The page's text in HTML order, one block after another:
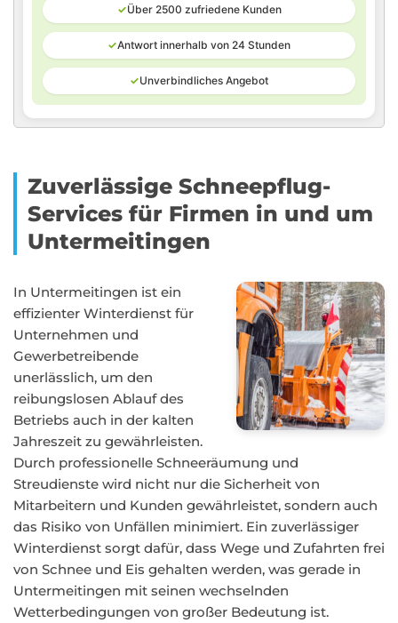
✓Über 2500 zufriedene Kunden
✓Antwort innerhalb von 24 Stunden
✓Unverbindliches Angebot
Zuverlässige Schneepflug-
Services für Firmen in und um
Untermeitingen
In Untermeitingen ist ein
effizienter Winterdienst für
Unternehmen und
Gewerbetreibende
unerlässlich, um den
reibungslosen Ablauf des
Betriebs auch in der kalten
Jahreszeit zu gewährleisten.
Durch professionelle Schneeräumung und
Streudienste wird nicht nur die Sicherheit von
Mitarbeitern und Kunden gewährleistet, sondern auch
das Risiko von Unfällen minimiert. Ein zuverlässiger
Winterdienst sorgt dafür, dass Wege und Zufahrten frei
von Schnee und Eis gehalten werden, was gerade in
Untermeitingen mit seinen wechselnden
Wetterbedingungen von großer Bedeutung ist.